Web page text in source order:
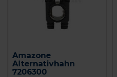
Amazone
Alternativhahn
7206300